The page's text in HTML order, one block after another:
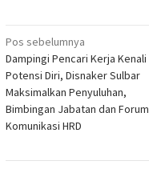
Navigasi
pos
Pos sebelumnya
Dampingi Pencari Kerja Kenali
Potensi Diri, Disnaker Sulbar
Maksimalkan Penyuluhan,
Bimbingan Jabatan dan Forum
Komunikasi HRD